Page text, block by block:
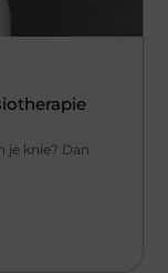
je knie? Dan